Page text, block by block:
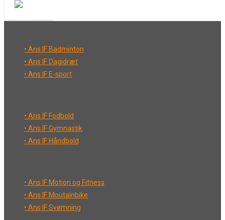
• Ans IF Badminton
• Ans IF Dagidræt
• Ans IF E-sport
• Ans IF Fodbold
• Ans IF Gymnastik
• Ans IF Håndbold
• Ans IF Motion og Fitness
• Ans IF Moutainbike
• Ans IF Svømning